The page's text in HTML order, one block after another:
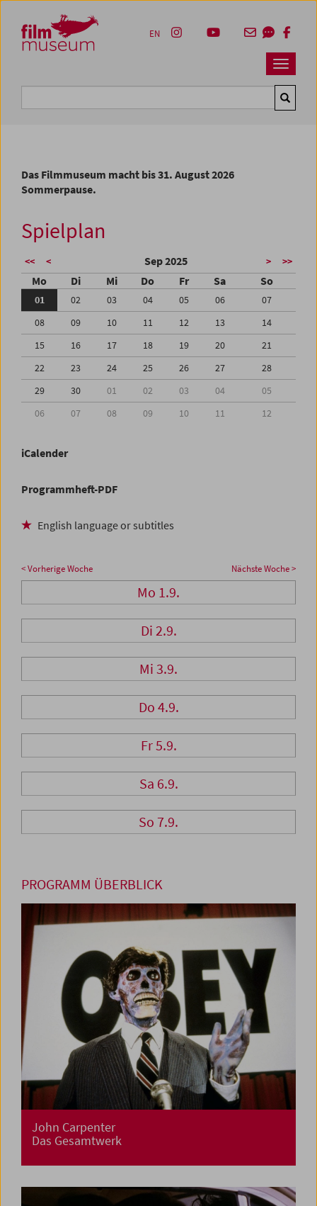
Zum Inhalt
Zum Hauptmenü
Zur Servicenavigation
Zum Suche
Navbar
EN
Das Filmmuseum macht bis 31. August 2026
Sommerpause.
Spielplan
<< < Sep 2025 > >>
Mo Di Mi Do Fr Sa So
01 02 03 04 05 06
07
08
09 10 11 12 13
14
15
16 17 18 19 20
21
22
23 24 25 26 27
28
29
30 01 02 03 04
05
06
07 08 09 10 11 12
iCalender
Programmheft-PDF
English language or subtitles
< Vorherige Woche Nächste Woche >
Mo 1.9.
Di 2.9.
Mi 3.9.
Do 4.9.
Fr 5.9.
Sa 6.9.
So 7.9.
PROGRAMM ÜBERBLICK
John Carpenter
Das Gesamtwerk